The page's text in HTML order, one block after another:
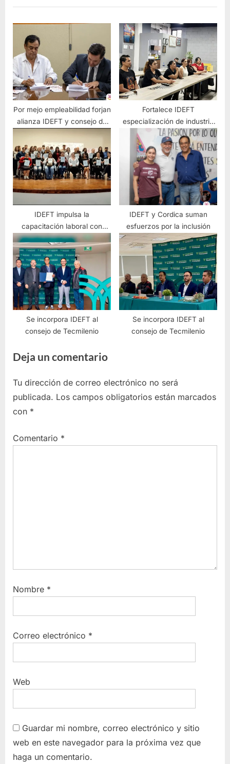
Por mejo empleabilidad forjan
alianza IDEFT y consejo de
cámaras industriales
Fortalece IDEFT
especialización de industria
tequilera
IDEFT impulsa la
capacitación laboral con
entrega de constancias en la
región Altos
IDEFT y Cordica suman
esfuerzos por la inclusión
Se incorpora IDEFT al
consejo de Tecmilenio
Se incorpora IDEFT al
consejo de Tecmilenio
Deja un comentario
Tu dirección de correo electrónico no será
publicada. Los campos obligatorios están marcados
con *
Comentario *
Nombre *
Correo electrónico *
Web
Guardar mi nombre, correo electrónico y sitio
web en este navegador para la próxima vez que
haga un comentario.